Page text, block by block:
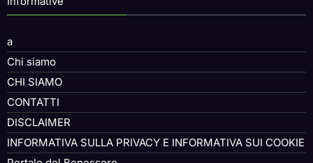
Informative
a
Chi siamo
CHI SIAMO
CONTATTI
DISCLAIMER
INFORMATIVA SULLA PRIVACY E INFORMATIVA SUI COOKIE